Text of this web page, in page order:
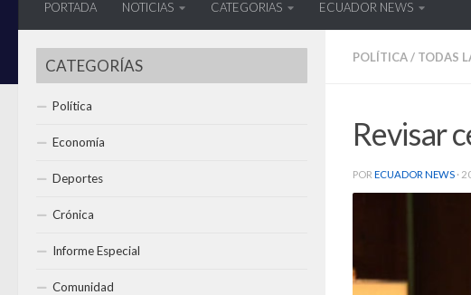
PORTADA NOTICIAS CATEGORIAS ECUADOR NEWS
POLÍTICA/ TODAS
Revisar
POR ECUADOR NEWS ·
CATEGORÍAS
Política
Economía
Deportes
Crónica
Informe Especial
Comunidad